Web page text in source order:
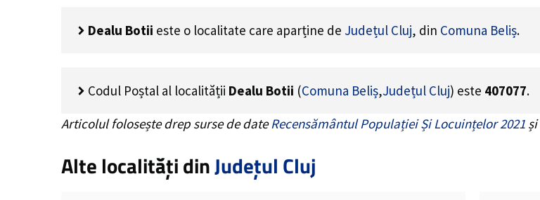
Dealu Botii este o localitate care aparține de Județul Cluj, din Comuna Beliș.
Codul Poștal al localității Dealu Botii (Comuna Beliș,Județul Cluj) este 407077.
Articolul folosește drep surse de dateRecensământul Populației Și Locuințelor 2021 și
Alte localități dinJudețul Cluj